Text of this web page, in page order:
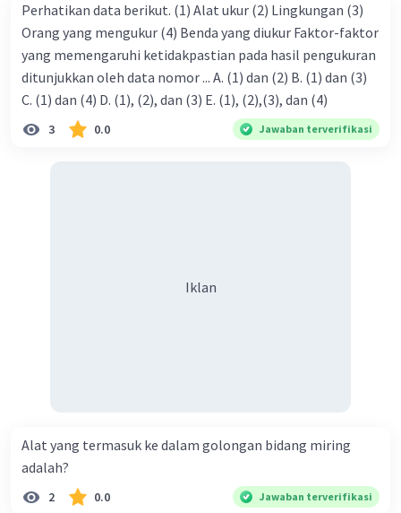
Perhatikan data berikut. (1) Alat ukur (2) Lingkungan (3)
Orang yang mengukur (4) Benda yang diukur Faktor-faktor
yang memengaruhi ketidakpastian pada hasil pengukuran
ditunjukkan oleh data nomor ... A. (1) dan (2) B. (1) dan (3)
C. (1) dan (4) D. (1), (2), dan (3) E. (1), (2),(3), dan (4)
3 0.0 Jawaban terverifikasi
Iklan
Alat yang termasuk ke dalam golongan bidang miring
adalah?
2 0.0 Jawaban terverifikasi